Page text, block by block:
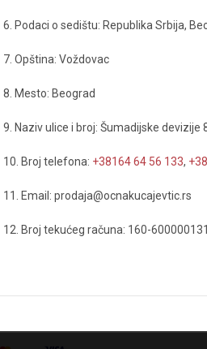
6. Podaci o sedištu: Republika Srbija,
7. Opština: Voždovac
8. Mesto: Beograd
9. Naziv ulice i broj: Šumadijske devizije
10. Broj telefona: +38164 64 56 133,
11. Email: prodaja@ocnakucajevtic.rs
12. Broj tekućeg računa: 160-